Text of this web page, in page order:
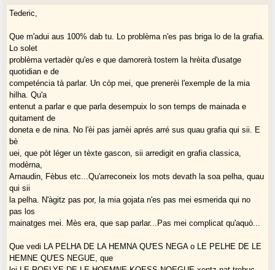
ENTENDRE !
Siam hardits !
Tederic
Tederic,
Que m'adui aus 100% dab tu. Lo problèma n'es pas briga lo de la grafia.
Lo solet
problèma vertadèr qu'es e que damorerà tostem la hrèita d'usatge
quotidian e de
competéncia tà parlar. Un còp mei, que prenerèi l'exemple de la mia
hilha. Qu'a
entenut a parlar e que parla desempuix lo son temps de mainada e
quitament de
doneta e de nina. No l'èi pas jamèi aprés arré sus quau grafia qui sii. E
bè
uei, que pòt léger un tèxte gascon, sii arredigit en grafia classica,
modèrna,
Arnaudin, Fèbus etc...Qu'arreconeix los mots devath la soa pelha, quau
qui sii
la pelha. N'àgitz pas por, la mia gojata n'es pas mei esmerida qui no
pas los
mainatges mei. Mès era, que sap parlar...Pas mei complicat qu'aquò...
Que vedi LA PELHA DE LA HEMNA QU'ES NEGA o LE PELHE DE LE
HEMNE QU'ES NEGUE, que